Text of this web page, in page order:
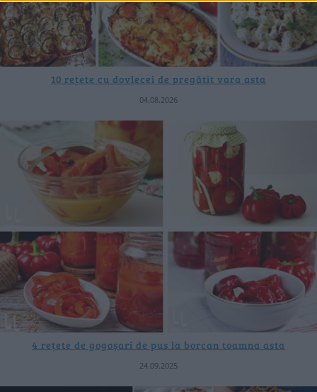
10 rețete cu dovlecei de pregătit vara asta
04.08.2026
4 rețete de gogoșari de pus la borcan toamna asta
24.09.2025